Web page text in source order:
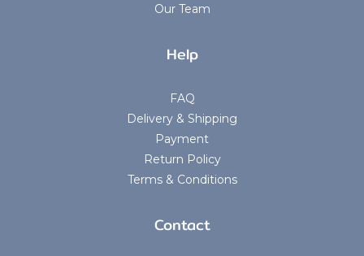
Our Team
Help
FAQ
Delivery & Shipping
Payment
Return Policy
Terms & Conditions
Contact